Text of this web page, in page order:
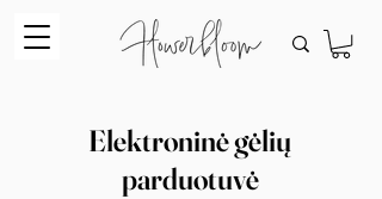
Elektroninė gėlių
parduotuvė